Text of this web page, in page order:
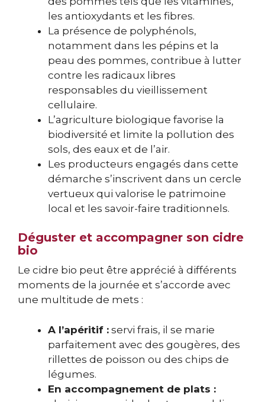
les antioxydants et les fibres.
La présence de polyphénols,
notamment dans les pépins et la
peau des pommes, contribue à lutter
contre les radicaux libres
responsables du vieillissement
cellulaire.
L’agriculture biologique favorise la
biodiversité et limite la pollution des
sols, des eaux et de l’air.
Les producteurs engagés dans cette
démarche s’inscrivent dans un cercle
vertueux qui valorise le patrimoine
local et les savoir-faire traditionnels.
Déguster et accompagner son cidre
bio
Le cidre bio peut être apprécié à différents
moments de la journée et s’accorde avec
une multitude de mets :
A l’apéritif : servi frais, il se marie
parfaitement avec des gougères, des
rillettes de poisson ou des chips de
légumes.
En accompagnement de plats :